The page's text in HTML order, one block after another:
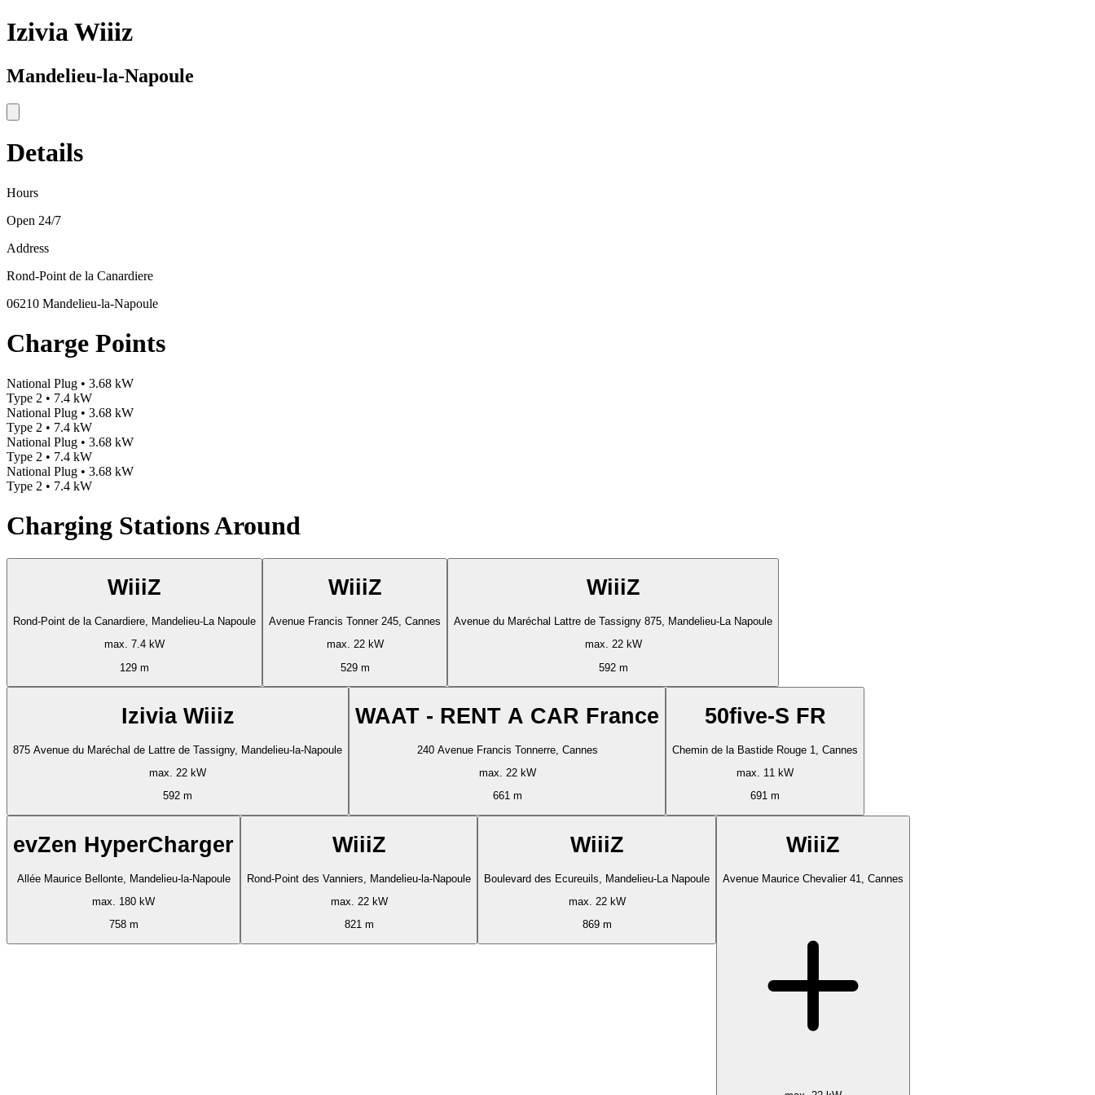
Izivia Wiiiz
Mandelieu-la-Napoule
Details
Hours
Open 24/7
Address
Rond-Point de la Canardiere
06210 Mandelieu-la-Napoule
Charge Points
National Plug • 3.68 kW
Type 2 • 7.4 kW
National Plug • 3.68 kW
Type 2 • 7.4 kW
National Plug • 3.68 kW
Type 2 • 7.4 kW
National Plug • 3.68 kW
Type 2 • 7.4 kW
Charging Stations Around
WiiiZ
Rond-Point de la Canardiere, Mandelieu-La Napoule
max. 7.4 kW
129 m
WiiiZ
Avenue Francis Tonner 245, Cannes
max. 22 kW
529 m
WiiiZ
Avenue du Maréchal Lattre de Tassigny 875, Mandelieu-La Napoule
max. 22 kW
592 m
Izivia Wiiiz
875 Avenue du Maréchal de Lattre de Tassigny, Mandelieu-la-Napoule
max. 22 kW
592 m
WAAT - RENT A CAR France
240 Avenue Francis Tonnerre, Cannes
max. 22 kW
661 m
50five-S FR
Chemin de la Bastide Rouge 1, Cannes
max. 11 kW
691 m
evZen HyperCharger
Allée Maurice Bellonte, Mandelieu-la-Napoule
max. 180 kW
758 m
WiiiZ
Rond-Point des Vanniers, Mandelieu-la-Napoule
max. 22 kW
821 m
WiiiZ
Boulevard des Ecureuils, Mandelieu-La Napoule
max. 22 kW
869 m
WiiiZ
Avenue Maurice Chevalier 41, Cannes